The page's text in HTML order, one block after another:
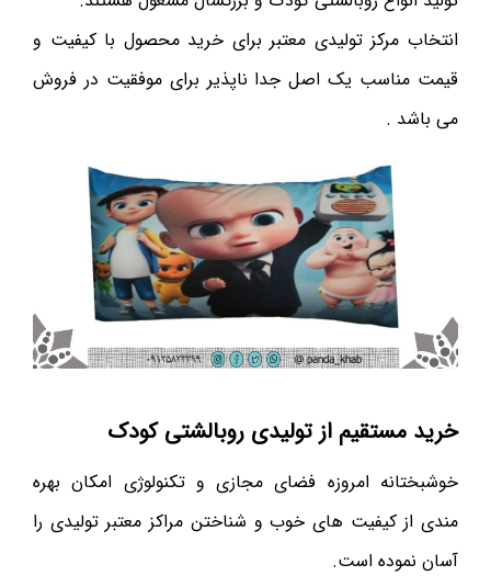
انتخاب مرکز تولیدی معتبر برای خرید محصول با کیفیت و
قیمت مناسب یک اصل جدا ناپذیر برای موفقیت در فروش
می باشد .
خرید مستقیم از تولیدی روبالشتی کودک
خوشبختانه امروزه فضای مجازی و تکنولوژی امکان بهره
مندی از کیفیت های خوب و شناختن مراکز معتبر تولیدی را
آسان نموده است.